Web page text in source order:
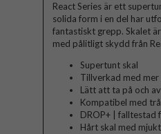
React Series är ett
solida form i en del har
fantastiskt grepp. Skalet
med pålitligt skydd från
Supertunt skal
Tillverkad med
Lätt att ta på och av
Kompatibel med
DROP+ | falltestad
Hårt skal med